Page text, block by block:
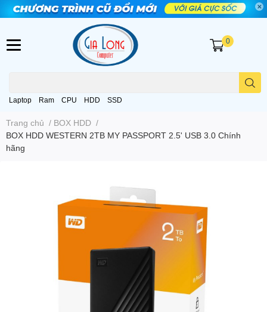
Laptop Ram CPU HDD SSD
0
Trang chủ / BOX HDD /
BOX HDD WESTERN 2TB MY PASSPORT 2.5' USB 3.0 Chính
hãng